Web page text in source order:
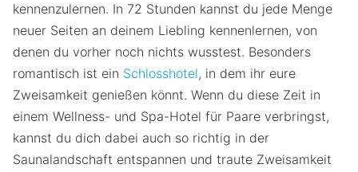
kennenzulernen. In 72 Stunden kannst du jede Menge
neuer Seiten an deinem Liebling kennenlernen, von
denen du vorher noch nichts wusstest. Besonders
romantisch ist ein Schlosshotel, in dem ihr eure
Zweisamkeit genießen könnt. Wenn du diese Zeit in
einem Wellness- und Spa-Hotel für Paare verbringst,
kannst du dich dabei auch so richtig in der
Saunalandschaft entspannen und traute Zweisamkeit